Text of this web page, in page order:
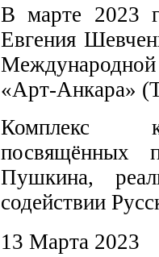
В марте 2023
Евгения
«Арт-Анкара»
Комплекс
посвящённых
Пушкина,
содействии
13 Марта 2023